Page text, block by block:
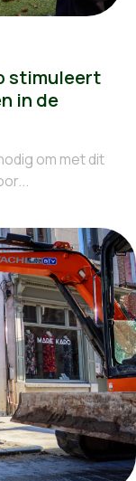
stimuleert
in de
om met dit